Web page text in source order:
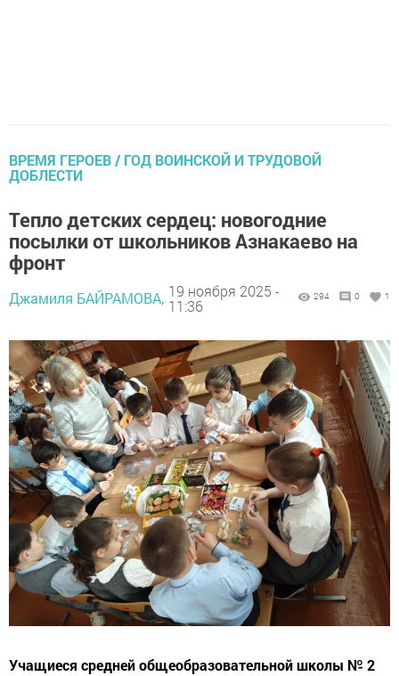
ВРЕМЯ ГЕРОЕВ / ГОД ВОИНСКОЙ И ТРУДОВОЙ
ДОБЛЕСТИ
Тепло детских сердец: новогодние
посылки от школьников Азнакаево на
фронт
Джамиля БАЙРАМОВА, 19 ноября 2025 -
11:36
294 0 1
Учащиеся средней общеобразовательной школы № 2